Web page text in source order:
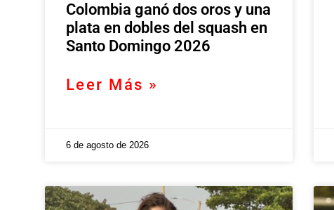
Colombia ganó dos oros y una
plata en dobles del squash en
Santo Domingo 2026
Leer Más »
6 de agosto de 2026